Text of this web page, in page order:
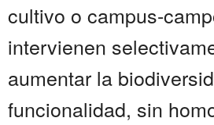
cultivo o campus-
intervienen
aumentar la
funcionalidad, sin